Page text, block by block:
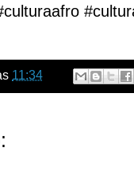
11:34